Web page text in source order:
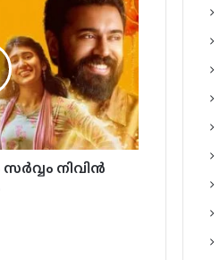
നിറച്ച്
പ്രമോഷന്‍ ഇവന്റ്
തീയതി പുറത്ത്
ഗ്രോസ്സുമായി
രാം ചരണ്‍-ബുചി
സർവ്വം നിവിൻ